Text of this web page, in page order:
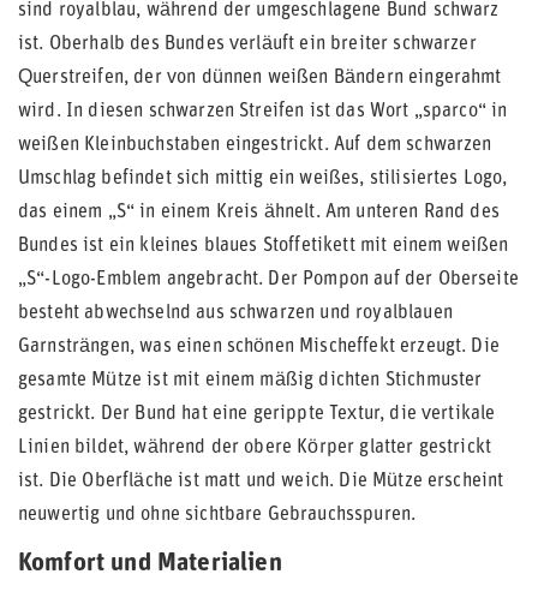
sind royalblau, während der umgeschlagene Bund schwarz
ist. Oberhalb des Bundes verläuft ein breiter schwarzer
Querstreifen, der von dünnen weißen Bändern eingerahmt
wird. In diesen schwarzen Streifen ist das Wort „sparco“ in
weißen Kleinbuchstaben eingestrickt. Auf dem schwarzen
Umschlag befindet sich mittig ein weißes, stilisiertes Logo,
das einem „S“ in einem Kreis ähnelt. Am unteren Rand des
Bundes ist ein kleines blaues Stoffetikett mit einem weißen
„S“-Logo-Emblem angebracht. Der Pompon auf der Oberseite
besteht abwechselnd aus schwarzen und royalblauen
Garnsträngen, was einen schönen Mischeffekt erzeugt. Die
gesamte Mütze ist mit einem mäßig dichten Stichmuster
gestrickt. Der Bund hat eine gerippte Textur, die vertikale
Linien bildet, während der obere Körper glatter gestrickt
ist. Die Oberfläche ist matt und weich. Die Mütze erscheint
neuwertig und ohne sichtbare Gebrauchsspuren.
Komfort und Materialien